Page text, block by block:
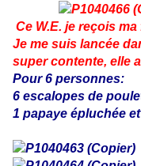
Ce W.E. je reçois
Je me suis lancée
super contente, elle
Pour 6 personnes:
6 escalopes de
1 papaye épluchée